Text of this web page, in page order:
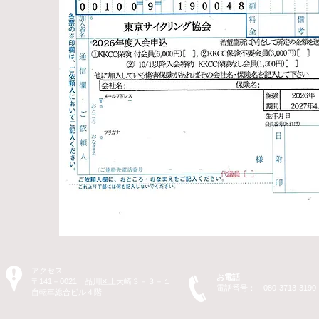
〒141－0021 品川区上大崎３－３－１
​自転車総合ビル４階
お電話
電話番号： 080-3713-3190